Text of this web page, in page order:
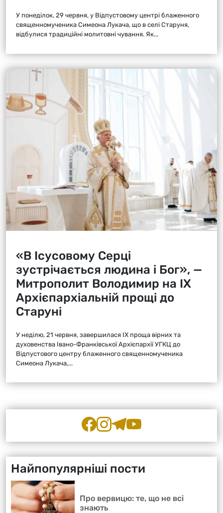
У понеділок, 29 червня, у Відпустовому центрі блаженного
священномученика Симеона Лукача, що в селі Старуня,
відбулися традиційні молитовні чування. Як...
«В Ісусовому Серці
зустрічається людина і Бог», —
Митрополит Володимир на ІХ
Архієпархіальній прощі до
Старуні
У неділю, 21 червня, завершилася ІХ проща вірних та
духовенства Івано-Франківської Архієпархії УГКЦ до
Відпустового центру блаженного священномученика
Симеона Лукача,...
Найпопулярніші пости
Про вервицю: те, що не всі
знають